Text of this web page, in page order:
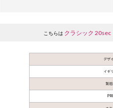
こちらは クラシック 20sec
デザ
イギ
製造